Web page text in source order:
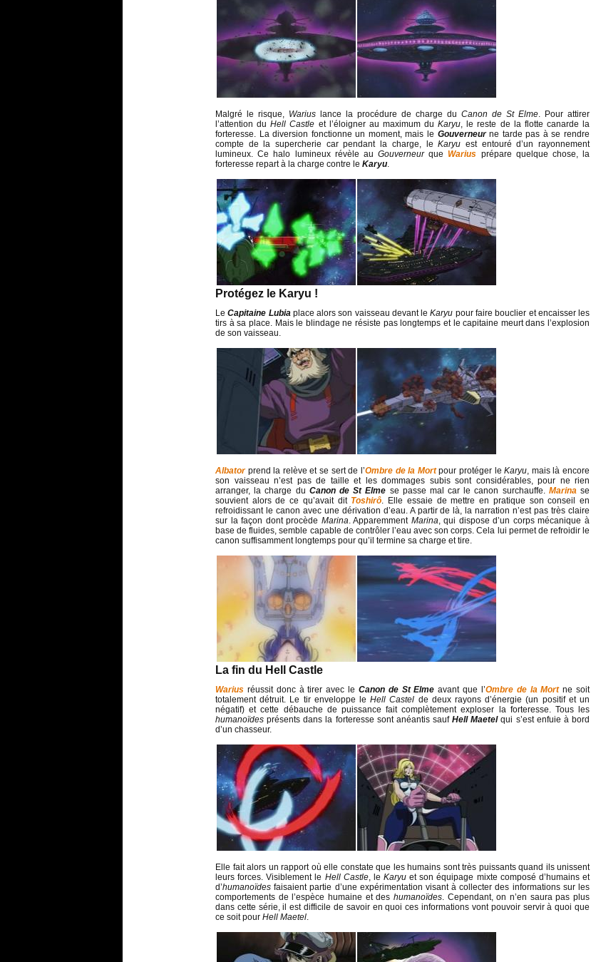
Malgré le risque, Warius lance la procédure de charge du Canon de St Elme. Pour attirer
l’attention duHell Castle et l’éloigner au maximum duKaryu, le reste de la flotte canarde la
forteresse. La diversion fonctionne un moment, mais le Gouverneurne tarde pas à se rendre
compte de la supercherie car pendant la charge, leKaryu est entouré d’un rayonnement
lumineux. Ce halo lumineux révèle au GouverneurqueWarius prépare quelque chose, la
forteresse repart à la charge contre le Karyu.
Protégez le Karyu !
LeCapitaine Lubiaplace alors son vaisseau devant leKaryu pour faire bouclier et encaisser les
tirs à sa place. Mais le blindage ne résiste pas longtemps et le capitaine meurt dans l’explosion
de son vaisseau.
Albator prend la relève et se sert de l’Ombre de la Mortpour protéger leKaryu, mais là encore
son vaisseau n’est pas de taille et les dommages subis sont considérables, pour ne rien
arranger, la charge du Canon de St Elme se passe mal car le canon surchauffe. Marina se
souvient alors de ce qu’avait dit Toshirô. Elle essaie de mettre en pratique son conseil en
refroidissant le canon avec une dérivation d’eau. A partir de là, la narration n’est pas très claire
sur la façon dont procède Marina. Apparemment Marina, qui dispose d’un corps mécanique à
base de fluides, semble capable de contrôler l’eau avec son corps. Cela lui permet de refroidir le
canon suffisamment longtemps pour qu’il termine sa charge et tire.
La fin du Hell Castle
Warius réussit donc à tirer avec le Canon de St Elme avant que l’Ombre de la Mortne soit
totalement détruit. Le tir enveloppe leHell Castel de deux rayons d’énergie (un positif et un
négatif) et cette débauche de puissance fait complètement exploser la forteresse. Tous les
humanoïdes présents dans la forteresse sont anéantis saufHell Maetelqui s’est enfuie à bord
d’un chasseur.
Elle fait alors un rapport où elle constate que les humains sont très puissants quand ils unissent
leurs forces. Visiblement le Hell Castle, leKaryuet son équipage mixte composé d’humains et
d’humanoïdes faisaient partie d’une expérimentation visant à collecter des informations sur les
comportements de l’espèce humaine et des humanoïdes. Cependant, on n’en saura pas plus
dans cette série, il est difficile de savoir en quoi ces informations vont pouvoir servir à quoi que
ce soit pour Hell Maetel.